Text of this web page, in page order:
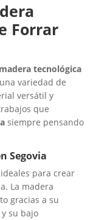
Forrar
tecnológica
variedad de
versátil y
que
siempre pensando
Segovia
para crear
La madera
gracias a su
su bajo